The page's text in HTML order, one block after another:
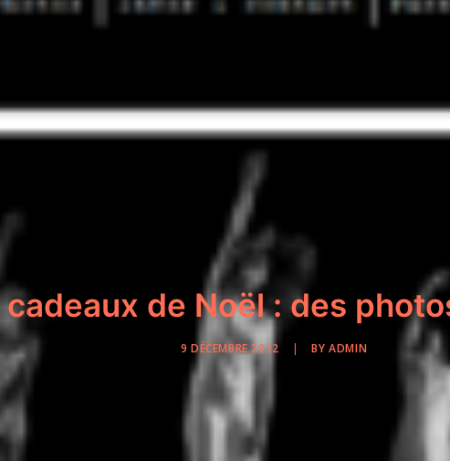
de Noël : des
9 DÉCEMBRE 2012 | BYADMIN